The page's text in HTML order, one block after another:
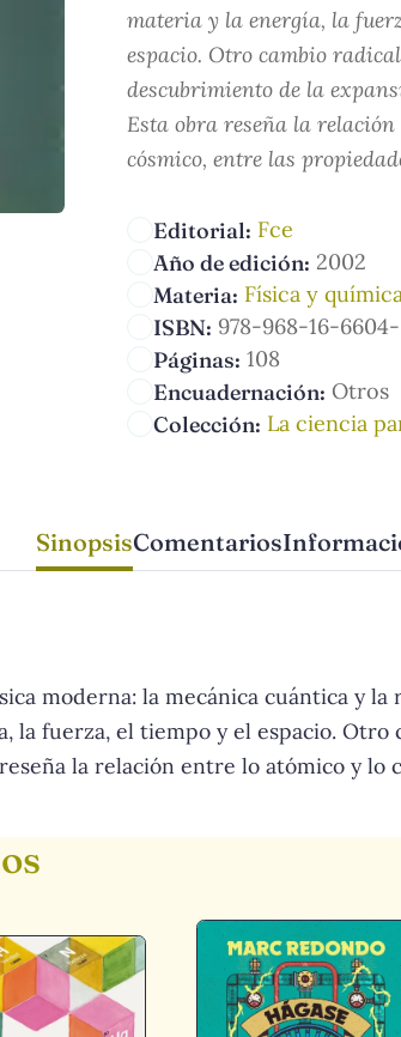
materia y la energía, la
espacio. Otro cambio
descubrimiento de la
Esta obra reseña la
cósmico, entre las
Editorial: Fce
Año de edición: 2002
Materia: Física y
ISBN: 978-968-16-
Páginas: 108
Encuadernación: Otros
Colección: La ciencia
SinopsisComentarios
moderna: la mecánica cuántica y
la fuerza, el tiempo y el espacio.
la relación entre lo atómico y